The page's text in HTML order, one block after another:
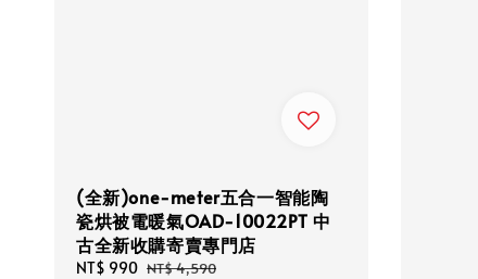
(全新)one-meter五合一智能陶
瓷烘被電暖氣OAD-10022PT 中
古全新收購寄賣專門店
Sale
NT$ 990 Regular
NT$ 4,590